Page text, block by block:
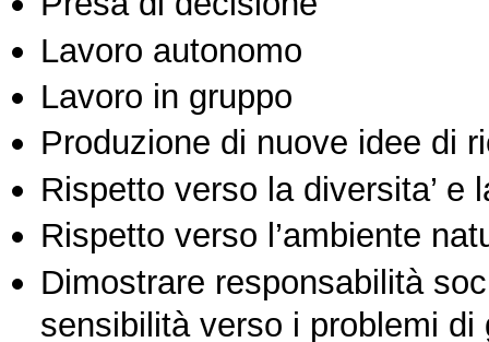
Lavoro autonomo
Lavoro in gruppo
Produzione di nuove idee di
Rispetto verso la diversita’ e
Rispetto verso l’ambiente
Dimostrare responsabilità
sensibilità verso i problemi di